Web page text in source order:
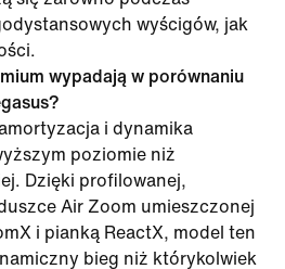
wyścigów, jak
wypadają w porównaniu
i dynamika
poziomie niż
Dzięki profilowanej,
Air Zoom umieszczonej
i pianką ReactX, model ten
bieg niż którykolwiek